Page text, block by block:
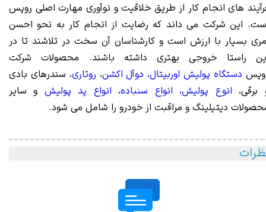
های انجام کار از طریق خلاقیت و نوآوری مهارت اصلی روپس
این شرکت می داند که رضایت از انجام کار به نحو احسن
بسیار با ارزش است و کارشناسان آن سخت در تلاشند تا در
راستا خروجی بهتری داشته باشند. محصولات شرکت
دستگاه پولیش اوربیتال، دوآل اکشن، روتاری، سندرهای بادی
برقی، انوع پولیش، انواع سنباده، انواع پد پولیش و سایر
دیتیلینگ و مراقبت از خودرو را شامل می شود.